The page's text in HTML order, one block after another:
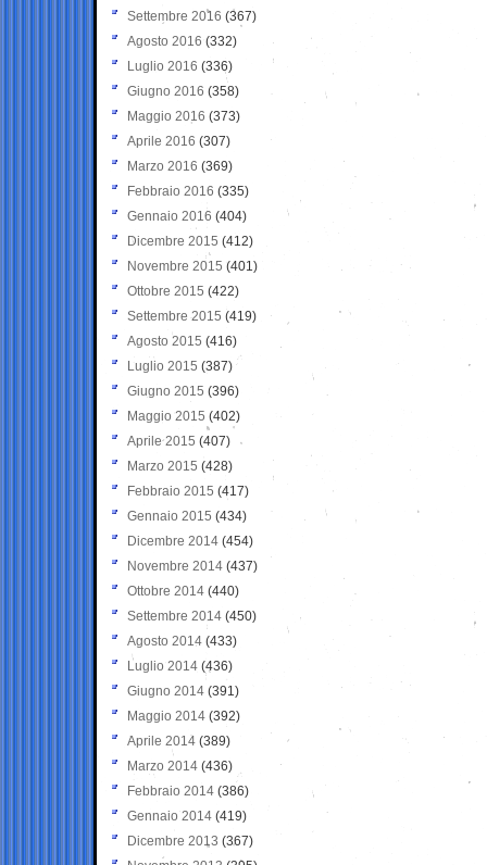
Settembre 2016 (367)
Agosto 2016 (332)
Luglio 2016 (336)
Giugno 2016 (358)
Maggio 2016 (373)
Aprile 2016 (307)
Marzo 2016 (369)
Febbraio 2016 (335)
Gennaio 2016 (404)
Dicembre 2015 (412)
Novembre 2015 (401)
Ottobre 2015 (422)
Settembre 2015 (419)
Agosto 2015 (416)
Luglio 2015 (387)
Giugno 2015 (396)
Maggio 2015 (402)
Aprile 2015 (407)
Marzo 2015 (428)
Febbraio 2015 (417)
Gennaio 2015 (434)
Dicembre 2014 (454)
Novembre 2014 (437)
Ottobre 2014 (440)
Settembre 2014 (450)
Agosto 2014 (433)
Luglio 2014 (436)
Giugno 2014 (391)
Maggio 2014 (392)
Aprile 2014 (389)
Marzo 2014 (436)
Febbraio 2014 (386)
Gennaio 2014 (419)
Dicembre 2013 (367)